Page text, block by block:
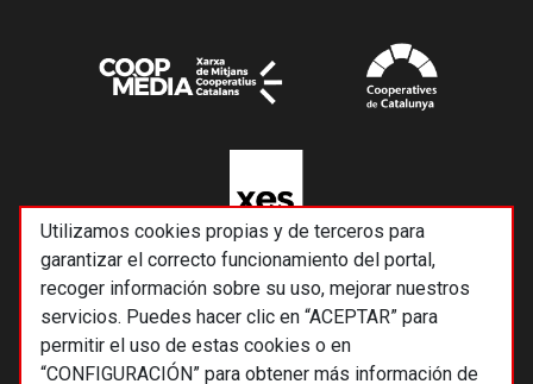
Utilizamos cookies propias y de terceros para
garantizar el correcto funcionamiento del portal,
recoger información sobre su uso, mejorar nuestros
servicios. Puedes hacer clic en “ACEPTAR” para
permitir el uso de estas cookies o en
“CONFIGURACIÓN” para obtener más información de